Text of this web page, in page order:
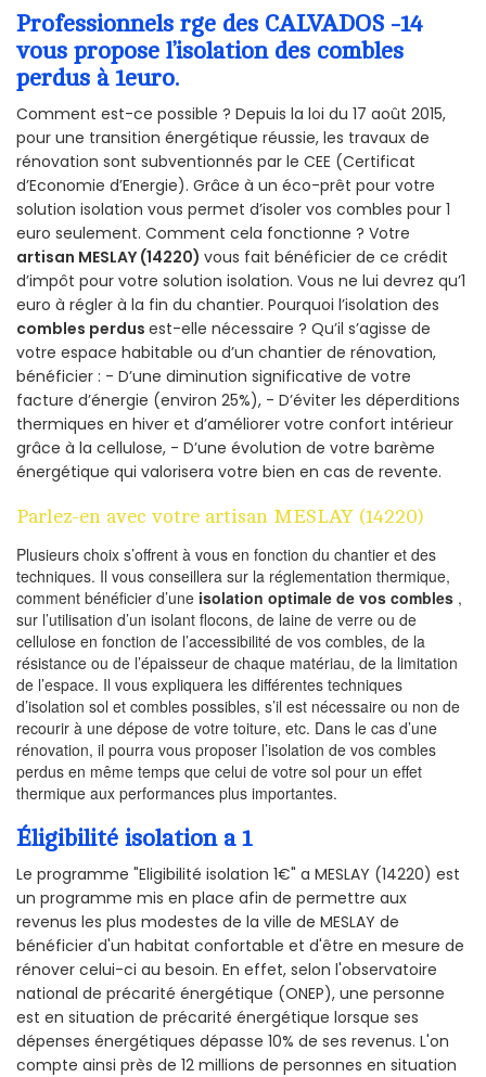
Professionnels rge des CALVADOS -14
vous propose l’isolation des combles
perdus à 1euro.
Comment est-ce possible ? Depuis la loi du 17 août 2015,
pour une transition énergétique réussie, les travaux de
rénovation sont subventionnés par le CEE (Certificat
d’Economie d’Energie). Grâce à un éco-prêt pour votre
solution isolation vous permet d’isoler vos combles pour 1
euro seulement. Comment cela fonctionne ? Votre
artisan MESLAY (14220) vous fait bénéficier de ce crédit
d’impôt pour votre solution isolation. Vous ne lui devrez qu’1
euro à régler à la fin du chantier. Pourquoi l’isolation des
combles perdus est-elle nécessaire ? Qu’il s’agisse de
votre espace habitable ou d’un chantier de rénovation,
bénéficier : - D’une diminution significative de votre
facture d’énergie (environ 25%), - D’éviter les déperditions
thermiques en hiver et d’améliorer votre confort intérieur
grâce à la cellulose, - D’une évolution de votre barème
énergétique qui valorisera votre bien en cas de revente.
Parlez-en avec votre artisan MESLAY (14220)
Plusieurs choix s’offrent à vous en fonction du chantier et des
techniques. Il vous conseillera sur la réglementation thermique,
comment bénéficier d’une isolation optimale de vos combles ,
sur l’utilisation d’un isolant flocons, de laine de verre ou de
cellulose en fonction de l’accessibilité de vos combles, de la
résistance ou de l’épaisseur de chaque matériau, de la limitation
de l’espace. Il vous expliquera les différentes techniques
d’isolation sol et combles possibles, s’il est nécessaire ou non de
recourir à une dépose de votre toiture, etc. Dans le cas d’une
rénovation, il pourra vous proposer l’isolation de vos combles
perdus en même temps que celui de votre sol pour un effet
thermique aux performances plus importantes.
Éligibilité isolation a 1
Le programme "Eligibilité isolation 1€" a MESLAY (14220) est
un programme mis en place afin de permettre aux
revenus les plus modestes de la ville de MESLAY de
bénéficier d'un habitat confortable et d'être en mesure de
rénover celui-ci au besoin. En effet, selon l'observatoire
national de précarité énergétique (ONEP), une personne
est en situation de précarité énergétique lorsque ses
dépenses énergétiques dépasse 10% de ses revenus. L'on
compte ainsi près de 12 millions de personnes en situation